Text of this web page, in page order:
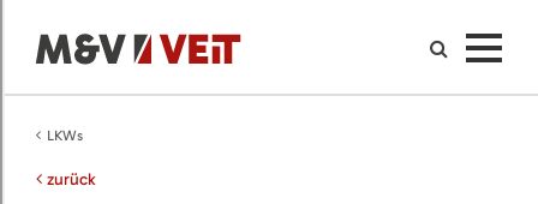
LKWs
zurück